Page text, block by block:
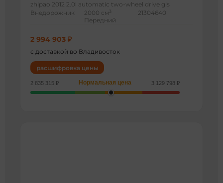
zhipao 2012 2.0l automatic two-wheel drive gls
Внедорожник
2000 см 3
Передний
21304640
2 994 903 ₽
с доставкой во Владивосток
расшифровка цены
2 835 315 ₽ Нормальная цена 3 129 798 ₽